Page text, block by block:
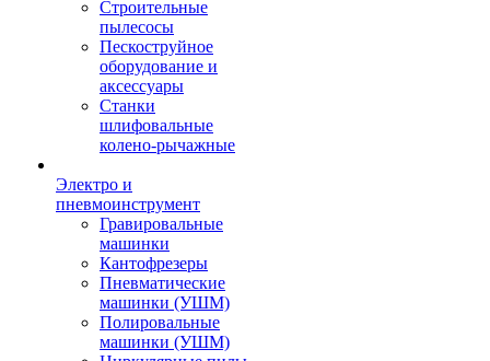
Строительные
пылесосы
Пескоструйное
оборудование и
аксессуары
Станки
шлифовальные
колено-рычажные
Электро и
пневмоинструмент
Гравировальные
машинки
Кантофрезеры
Пневматические
машинки (УШМ)
Полировальные
машинки (УШМ)